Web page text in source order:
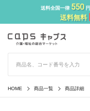
送料全国一律 550円
送料無料
HOME 商品一覧 商品詳細